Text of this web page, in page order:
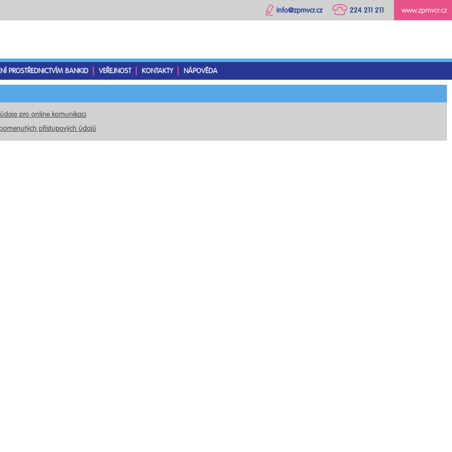
www.zpmvcr.cz
224 211 211
info@zpmvcr.cz
PROSTŘEDNICTVÍM BANKID VEŘEJNOST KONTAKTY NÁPOVĚDA
pro online komunikaci
přístupových údajů